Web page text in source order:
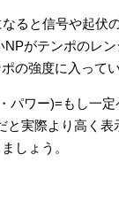
ると信号や起伏
がテンポのレ
の強度に入って
パワー)=もし一
と実際より高く
しょう。